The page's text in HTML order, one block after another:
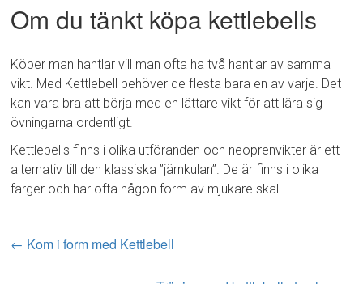
Om du tänkt köpa kettlebells
Köper man hantlar vill man ofta ha två hantlar av samma
vikt. Med Kettlebell behöver de flesta bara en av varje. Det
kan vara bra att börja med en lättare vikt för att lära sig
övningarna ordentligt.
Kettlebells finns i olika utföranden och neoprenvikter är ett
alternativ till den klassiska ”järnkulan”. De är finns i olika
färger och har ofta någon form av mjukare skal.
← Kom i form med Kettlebell